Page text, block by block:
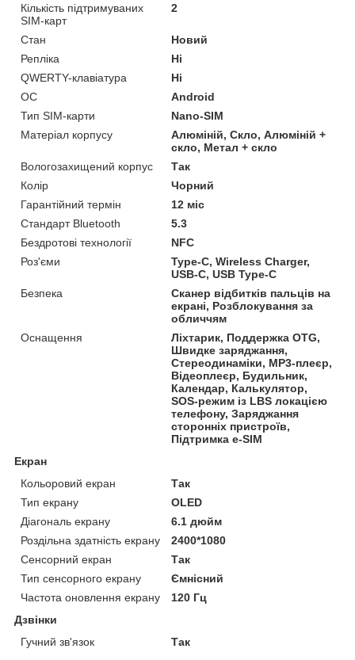
Кількість підтримуваних
SIM-карт
2
Стан
Новий
Репліка
Ні
QWERTY-клавіатура
Ні
ОС
Android
Тип SIM-карти
Nano-SIM
Матеріал корпусу
Алюміній, Скло, Алюміній +
скло, Метал + скло
Вологозахищений корпус
Так
Колір
Чорний
Гарантійний термін
12 міс
Стандарт Bluetooth
5.3
Бездротові технології
NFC
Роз'єми
Type-C, Wireless Charger,
USB-C, USB Type-C
Безпека
Сканер відбитків пальців на
екрані, Розблокування за
обличчям
Оснащення
Ліхтарик, Поддержка OTG,
Швидке заряджання,
Стереодинаміки, MP3-плеєр,
Відеоплеєр, Будильник,
Календар, Калькулятор,
SOS-режим із LBS локацією
телефону, Заряджання
сторонніх пристроїв,
Підтримка e-SIM
Екран
Кольоровий екран
Так
Тип екрану
OLED
Діагональ екрану
6.1 дюйм
Роздільна здатність екрану
2400*1080
Сенсорний екран
Так
Тип сенсорного екрану
Ємнісний
Частота оновлення екрану
120 Гц
Дзвінки
Гучний зв'язок
Так